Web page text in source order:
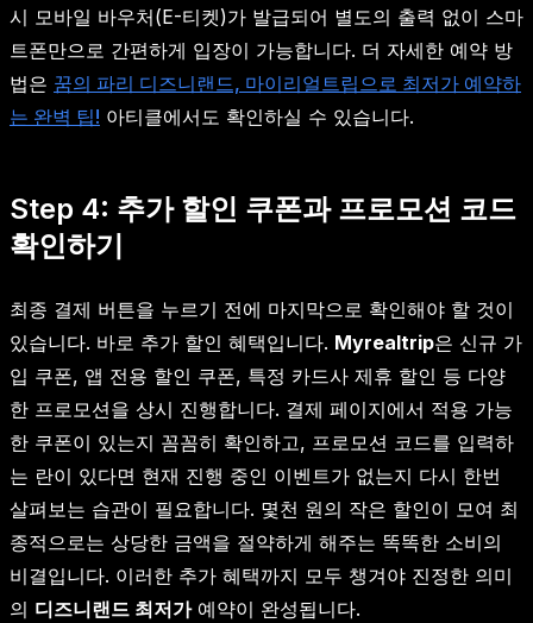
시 모바일 바우처(E-티켓)가 발급되어 별도의 출력 없이 스마
트폰만으로 간편하게 입장이 가능합니다. 더 자세한 예약 방
법은 꿈의 파리 디즈니랜드, 마이리얼트립으로 최저가 예약하
는 완벽 팁! 아티클에서도 확인하실 수 있습니다.
Step 4: 추가 할인 쿠폰과 프로모션 코드
확인하기
최종 결제 버튼을 누르기 전에 마지막으로 확인해야 할 것이
있습니다. 바로 추가 할인 혜택입니다. Myrealtrip은 신규 가
입 쿠폰, 앱 전용 할인 쿠폰, 특정 카드사 제휴 할인 등 다양
한 프로모션을 상시 진행합니다. 결제 페이지에서 적용 가능
한 쿠폰이 있는지 꼼꼼히 확인하고, 프로모션 코드를 입력하
는 란이 있다면 현재 진행 중인 이벤트가 없는지 다시 한번
살펴보는 습관이 필요합니다. 몇천 원의 작은 할인이 모여 최
종적으로는 상당한 금액을 절약하게 해주는 똑똑한 소비의
비결입니다. 이러한 추가 혜택까지 모두 챙겨야 진정한 의미
의 디즈니랜드 최저가예약이 완성됩니다.